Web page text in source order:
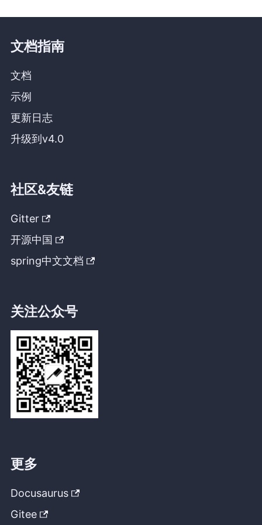
文档指南
文档
示例
更新日志
升级到v4.0
社区&友链
Gitter
开源中国
spring中文文档
关注公众号
更多
Docusaurus
Gitee